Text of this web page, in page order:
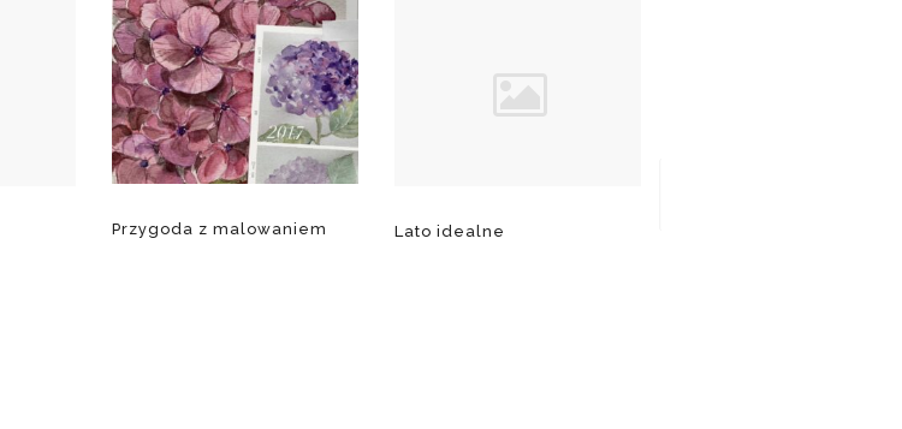
Przygoda z malowaniem Lato idealne